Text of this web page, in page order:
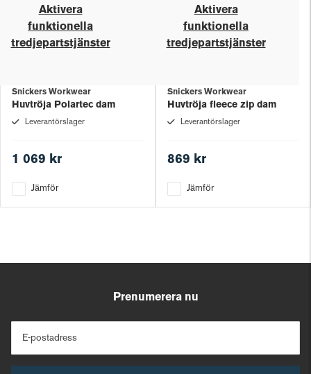
Aktivera
funktionella
tredjepartstjänster
Snickers Workwear
Huvtröja Polartec dam
Leverantörslager
1 069 kr
Jämför
Aktivera
funktionella
tredjepartstjänster
Snickers Workwear
Huvtröja fleece zip dam
Leverantörslager
869 kr
Jämför
Prenumerera nu
E-postadress